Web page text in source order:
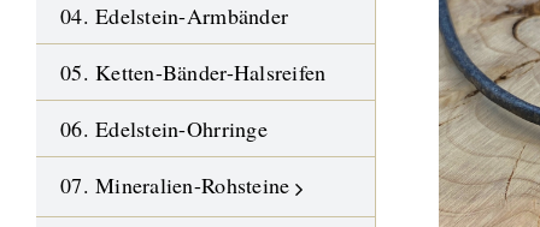
04. Edelstein-Armbänder
05. Ketten-Bänder-Halsreifen
06. Edelstein-Ohrringe
07. Mineralien-Rohsteine